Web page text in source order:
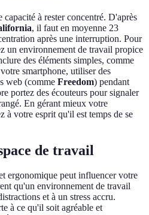
à rester concentré. D'après
, il faut en moyenne 23
après une interruption. Pour
un environnement de travail propice
des éléments simples, comme
smartphone, utiliser des
web (comme Freedom) pendant
portez des écouteurs pour signaler
En gérant mieux votre
à votre esprit qu'il est temps de se
de travail
ergonomique peut influencer votre
qu'un environnement de travail
et à un stress accru.
à ce qu'il soit agréable et